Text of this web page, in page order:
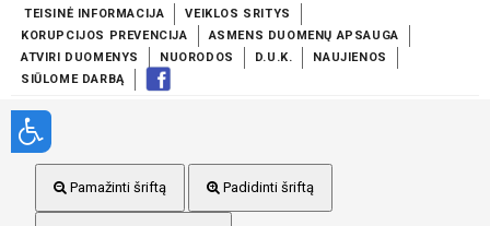
TEISINĖ INFORMACIJA
VEIKLOS SRITYS
KORUPCIJOS PREVENCIJA
ASMENS DUOMENŲ APSAUGA
ATVIRI DUOMENYS
NUORODOS D.U.K.
NAUJIENOS
SIŪLOME DARBĄ
Pamažinti šriftą Padidinti šriftą